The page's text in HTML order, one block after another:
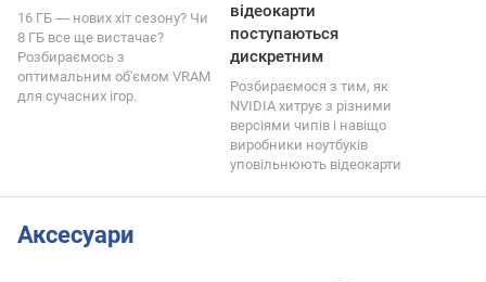
16 ГБ ― нових хіт сезону? Чи
8 ГБ все ще вистачає?
Розбираємось з
оптимальним об'ємом VRAM
для сучасних ігор.
відеокарти
поступаються
дискретним
Розбираємося з тим, як
NVIDIA хитрує з різними
версіями чипів і навіщо
виробники ноутбуків
уповільнюють відеокарти
Аксесуари